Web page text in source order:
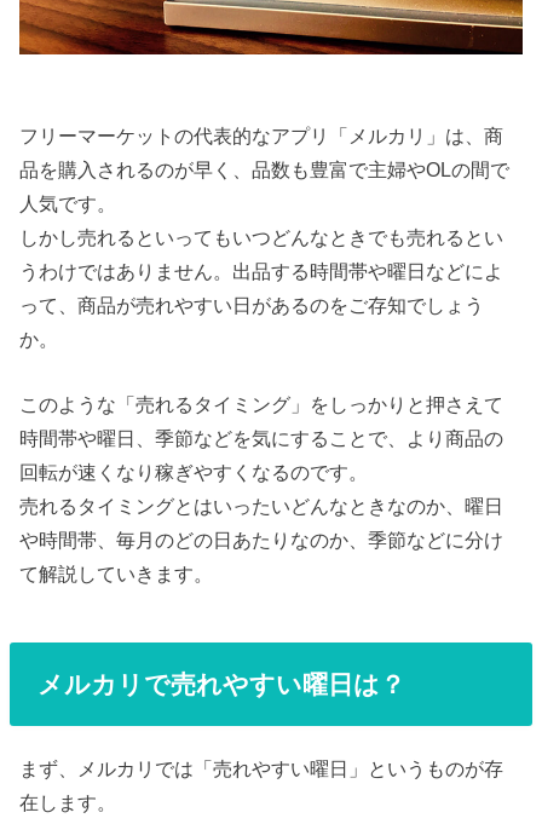
フリーマーケットの代表的なアプリ「メルカリ」は、商
品を購入されるのが早く、品数も豊富で主婦やOLの間で
人気です。
しかし売れるといってもいつどんなときでも売れるとい
うわけではありません。出品する時間帯や曜日などによ
って、商品が売れやすい日があるのをご存知でしょう
か。
このような「売れるタイミング」をしっかりと押さえて
時間帯や曜日、季節などを気にすることで、より商品の
回転が速くなり稼ぎやすくなるのです。
売れるタイミングとはいったいどんなときなのか、曜日
や時間帯、毎月のどの日あたりなのか、季節などに分け
て解説していきます。
メルカリで売れやすい曜日は？
まず、メルカリでは「売れやすい曜日」というものが存
在します。